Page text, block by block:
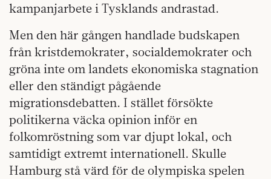
kampanjarbete i Tysklands andrastad.
Men den här gången handlade budskapen
från kristdemokrater, socialdemokrater och
gröna inte om landets ekonomiska stagnation
eller den ständigt pågående
migrationsdebatten. I stället försökte
politikerna väcka opinion inför en
folkomröstning som var djupt lokal, och
samtidigt extremt internationell. Skulle
Hamburg stå värd för de olympiska spelen